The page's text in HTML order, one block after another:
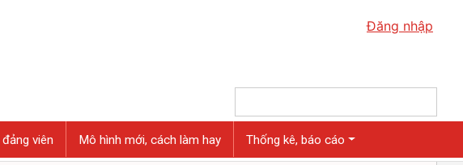
Đăng nhập
viên Mô hình mới, cách làm hay Thống kê, báo cáo